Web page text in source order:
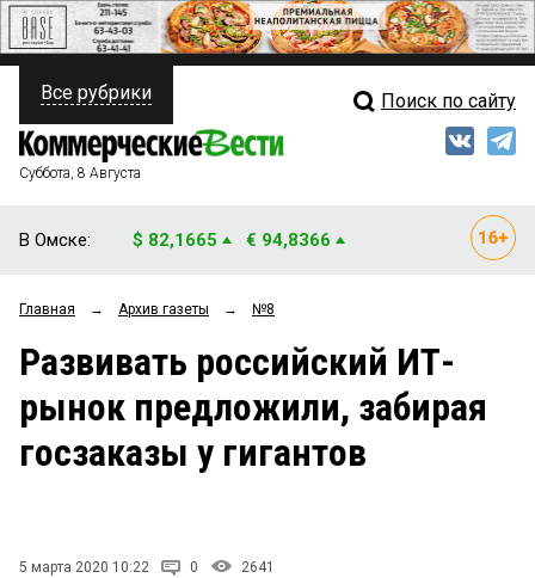
ПОЛИТИКА
ФИНАНСЫ
ОБЩЕСТВО
ЗАКОН
НОВОСТИ КОМПАНИЙ
Свежий выпуск
Рейтинги
Блоги
Архив
Все рубрики Поиск по сайту
Суббота, 8 Августа
В Омске: $ 82,1665 € 94,8366
Главная → Архив газеты → №8
Развивать российский ИТ-
рынок предложили, забирая
госзаказы у гигантов
5 марта 2020 10:22 0 2641